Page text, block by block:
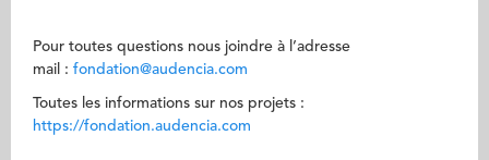
Pour toutes questions nous joindre à l’adresse
mail : fondation@audencia.com
Toutes les informations sur nos projets :
https://fondation.audencia.com